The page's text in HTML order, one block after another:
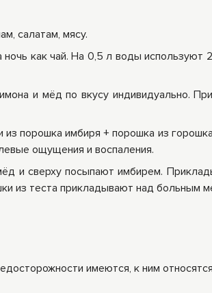
салатам, мясу.
как чай. На 0,5 л воды используют
и мёд по вкусу индивидуально.
порошка имбиря + порошка из
ощущения и воспаления.
и сверху посыпают имбирем.
из теста прикладывают над больным
имеются, к ним